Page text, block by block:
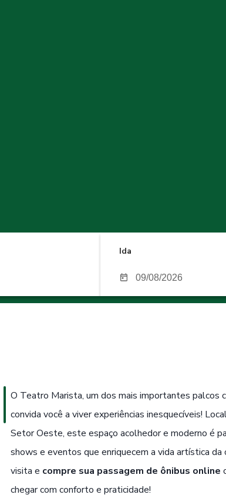
Ida
O Teatro Marista, um dos mais importantes palcos
convida você a viver experiências inesquecíveis!
Setor Oeste, este espaço acolhedor e moderno é
shows e eventos que enriquecem a vida artística da
visita e compre sua passagem de ônibus online
chegar com conforto e praticidade!